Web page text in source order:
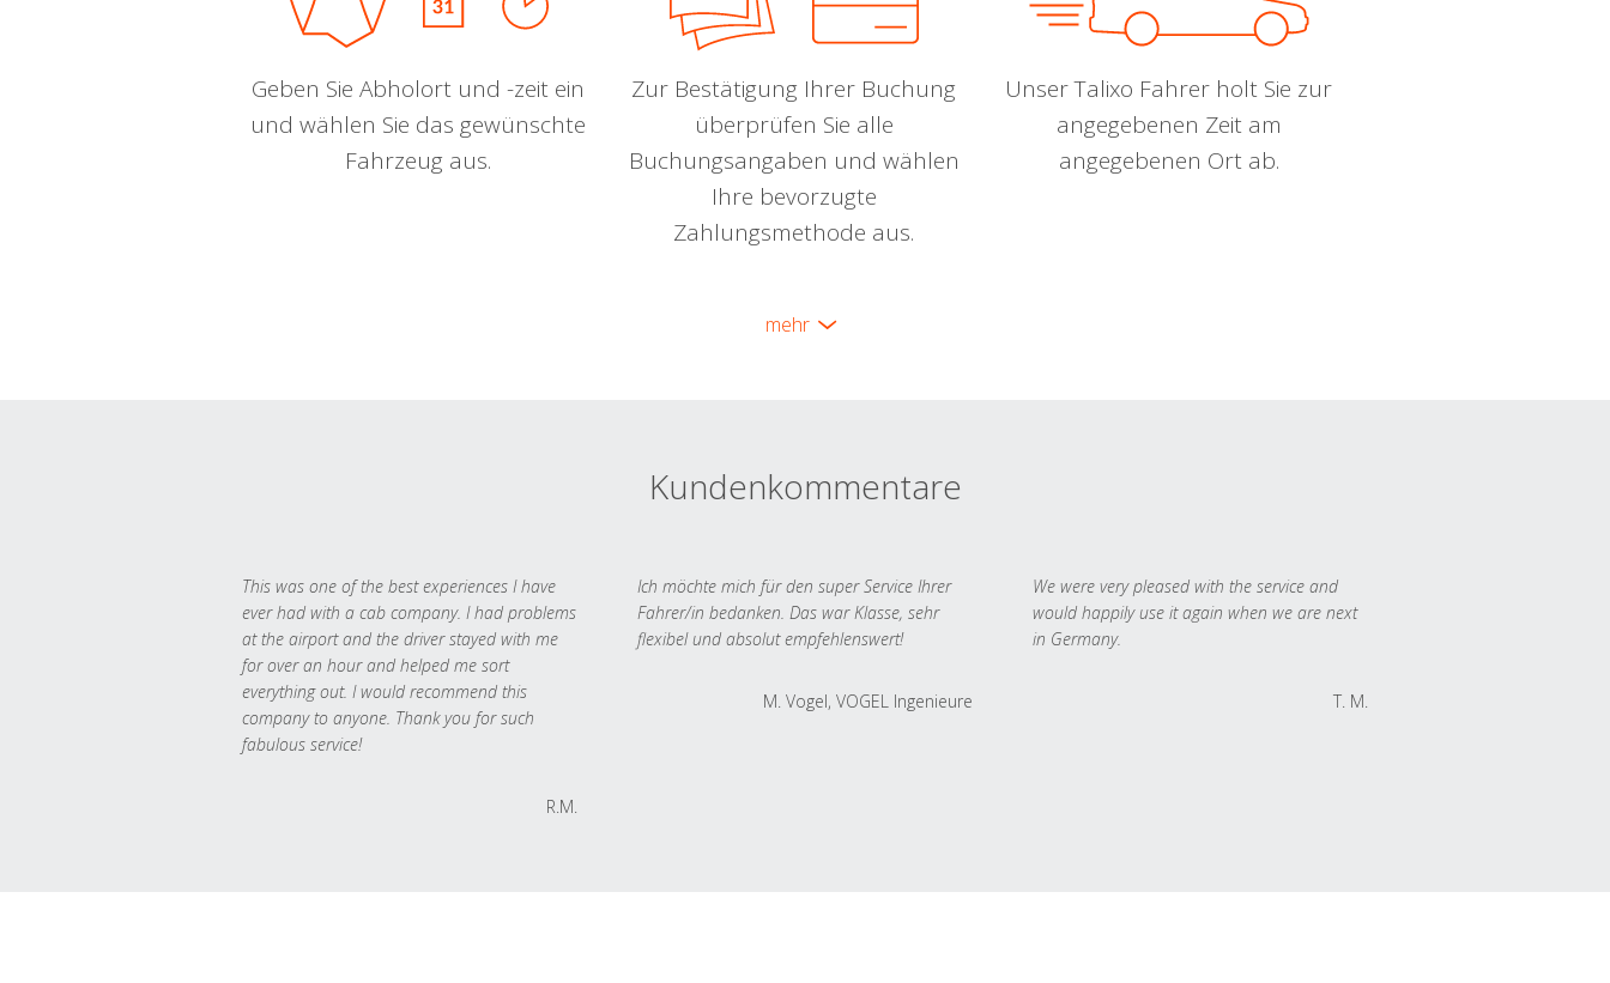
Geben Sie Abholort und -zeit ein
und wählen Sie das gewünschte
Fahrzeug aus.
Zur Bestätigung Ihrer Buchung
überprüfen Sie alle
Buchungsangaben und wählen
Ihre bevorzugte
Zahlungsmethode aus.
Unser Talixo Fahrer holt Sie zur
angegebenen Zeit am
angegebenen Ort ab.
mehr
Kundenkommentare
This was one of the best experiences I have
ever had with a cab company. I had problems
at the airport and the driver stayed with me
for over an hour and helped me sort
everything out. I would recommend this
company to anyone. Thank you for such
fabulous service!
R.M.
Ich möchte mich für den super Service Ihrer
Fahrer/in bedanken. Das war Klasse, sehr
flexibel und absolut empfehlenswert!
M. Vogel, VOGEL Ingenieure
We were very pleased with the service and
would happily use it again when we are next
in Germany.
T. M.